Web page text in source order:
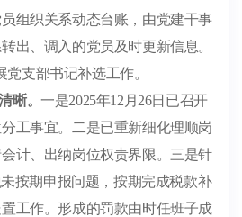
组织关系动态台账，由党建干事
出、调入的党员及时更新信息。
党支部书记补选工作。
晰。一是2025年12 月 26日已召开
工事宜。二是已重新细化理顺岗
计、出纳岗位权责界限。三是针
按期申报问题，按期完成税款补
工作。形成的罚款由时任班子成